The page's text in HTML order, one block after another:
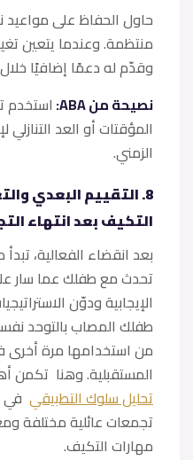
حاول الحفاظ على مواعيد
منتظمة. وعندما يتعين
وقدّم له دعمًا إضافيًا
نصيحة من ABA:
استخدم
المؤقتات أو العد
الزمني.
8. التقييم البعدي
التكيف بعد انتهاء
بعد انقضاء الفعالية،
تحدث مع طفلك عما سار
الإيجابية ودوّن
طفلك المصاب بالتوحد
من استخدامها مرة أخرى
المستقبلية. وهنا تكمن
تحليل سلوك التطبيقي في
تجمعات عائلية مختلفة
مهارات التكيف.